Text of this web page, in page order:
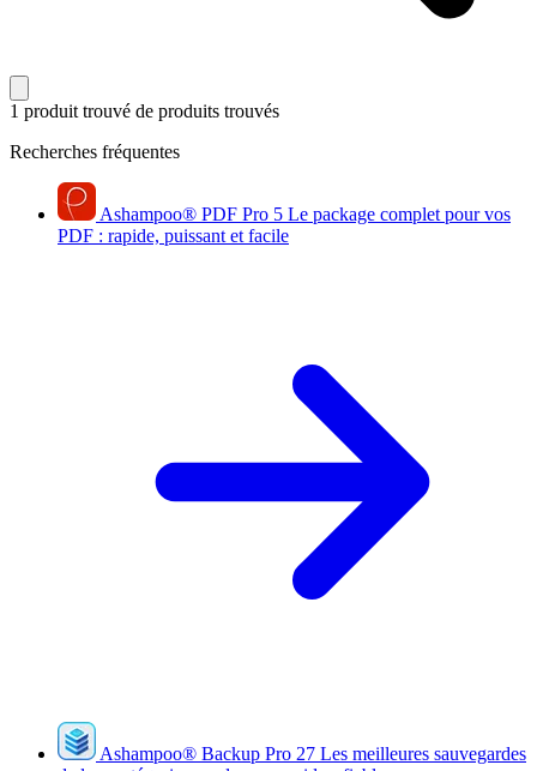
1 produit trouvé de produits trouvés
Recherches fréquentes
Ashampoo® PDF Pro 5 Le package complet pour vos
PDF : rapide, puissant et facile
Ashampoo® Backup Pro 27 Les meilleures sauvegardes